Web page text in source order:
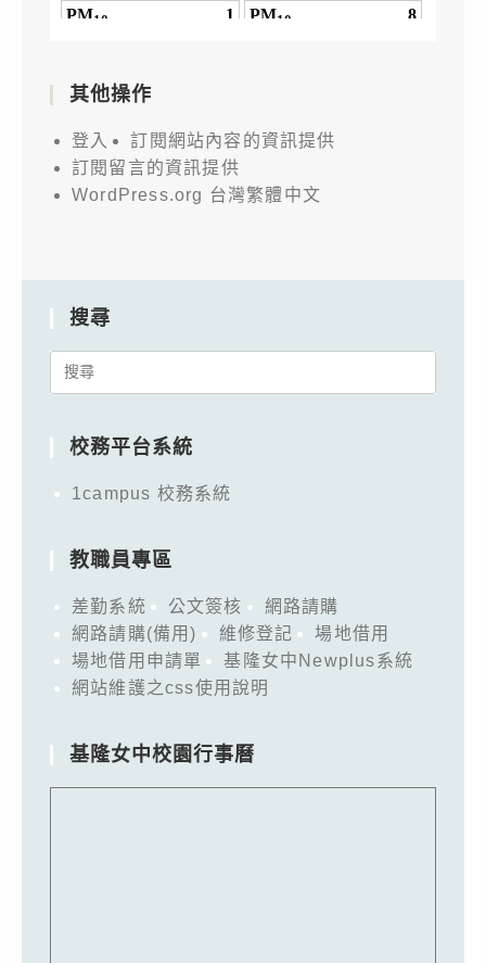
其他操作
登入
訂閱網站內容的資訊提供
訂閱留言的資訊提供
WordPress.org 台灣繁體中文
搜尋
Search
校務平台系統
1campus 校務系統
教職員專區
差勤系統 公文簽核
網路請購
網路請購(備用)
維修登記
場地借用
場地借用申請單
基隆女中Newplus系統
網站維護之css使用說明
基隆女中校園行事曆